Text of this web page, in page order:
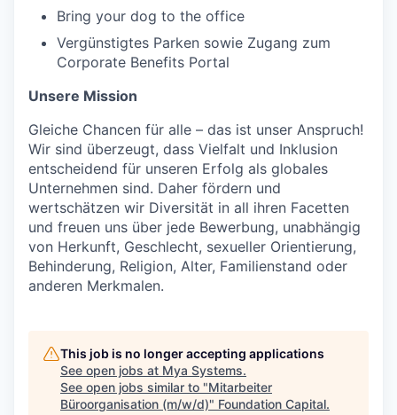
Bring your dog to the office
Vergünstigtes Parken sowie Zugang zum
Corporate Benefits Portal
Unsere Mission
Gleiche Chancen für alle – das ist unser Anspruch!
Wir sind überzeugt, dass Vielfalt und Inklusion
entscheidend für unseren Erfolg als globales
Unternehmen sind. Daher fördern und
wertschätzen wir Diversität in all ihren Facetten
und freuen uns über jede Bewerbung, unabhängig
von Herkunft, Geschlecht, sexueller Orientierung,
Behinderung, Religion, Alter, Familienstand oder
anderen Merkmalen.
This job is no longer accepting applications
See open jobs at Mya Systems.
See open jobs similar to "Mitarbeiter
Büroorganisation (m/w/d)" Foundation Capital.